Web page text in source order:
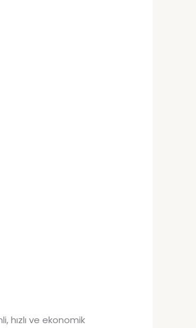
hızlı ve ekonomik